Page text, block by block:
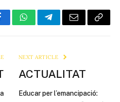
WhatsAppTelegramEmail Copy
NEXT ARTICLE
ACTUALITAT
Educar per l’emancipació: